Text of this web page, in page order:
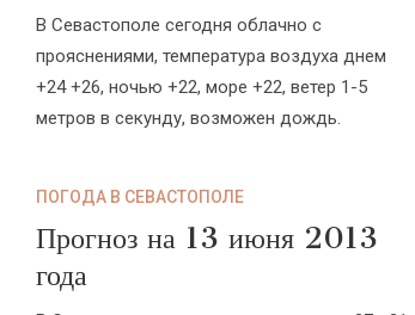
В Севастополе сегодня облачно с
прояснениями, температура воздуха днем
+24 +26, ночью +22, море +22, ветер 1-5
метров в секунду, возможен дождь.
ПОГОДА В СЕВАСТОПОЛЕ
Прогноз на 13 июня 2013
года